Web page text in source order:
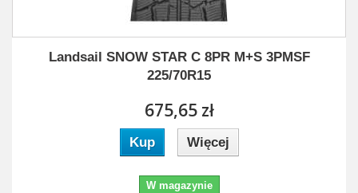
Landsail SNOW STAR C 8PR M+S 3PMSF
225/70R15
675,65 zł
Kup Więcej
W magazynie